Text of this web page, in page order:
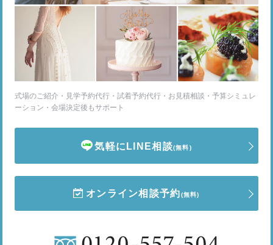
式場のご紹介・見学予約代行・試着予約代行・お見積相談・予算シミュレ
ーション・会場決定後もサポート
気軽にLINE相談(無料)
オンライン相談予約(無料)